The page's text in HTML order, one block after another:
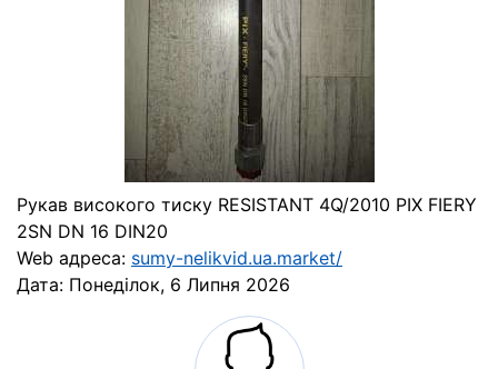
Рукав високого тиску RESISTANT 4Q/2010 PIX FIERY
2SN DN 16 DIN20
Web адреса: sumy-nelikvid.ua.market/
Дата: Понеділок, 6 Липня 2026